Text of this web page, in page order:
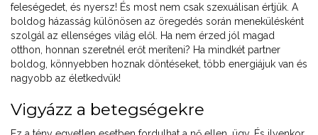
feleségedet, és nyersz! És most nem csak szexuálisan értjük. A
boldog házasság különösen az öregedés során menekülésként
szolgál az ellenséges világ elől. Ha nem érzed jól magad
otthon, honnan szeretnél erőt meríteni? Ha mindkét partner
boldog, könnyebben hoznak döntéseket, több energiájuk van és
nagyobb az életkedvük!
Vigyázz a betegségekre